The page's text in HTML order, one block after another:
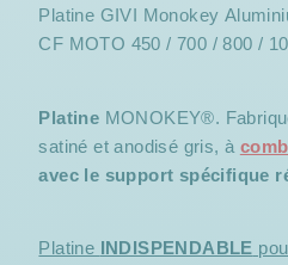
Platine GIVI Monokey
CF MOTO 450 / 700 / 800 /
Platine MONOKEY®.
satiné et anodisé gris, à
avec le support spécifique
Platine INDISPENDABLE